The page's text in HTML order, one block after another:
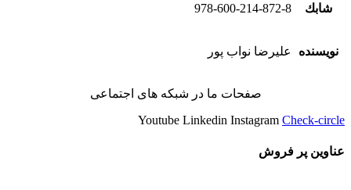
شابك 978-600-214-872-8
نویسنده علیرضا نواب پور
صفحات ما در شبکه های اجتماعی
Youtube Linkedin Instagram Check-circle
عناوین پر فروش